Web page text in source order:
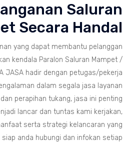
Saluran
Secara Handal
yang dapat membantu pelanggan
kendala Paralon Saluran Mampet /
JASA hadir dengan petugas/pekerja
dalam segala jasa layanan
perapihan tukang, jasa ini penting
lancar dan tuntas kami kerjakan,
serta strategi kelancaran yang
anda hubungi dan infokan setiap